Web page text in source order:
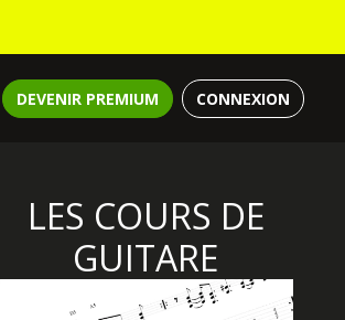
DEVENIR PREMIUM CONNEXION
LES COURS DE
GUITARE